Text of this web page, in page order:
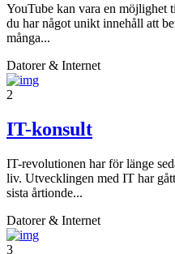
YouTube kan vara en möjlighet
du har något unikt innehåll att
många...
Datorer & Internet
2
IT-konsult
IT-revolutionen har för länge
liv. Utvecklingen med IT har
sista årtionde...
Datorer & Internet
3